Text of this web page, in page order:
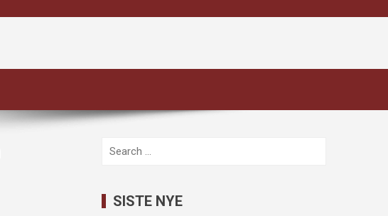
Search
SISTE NYE